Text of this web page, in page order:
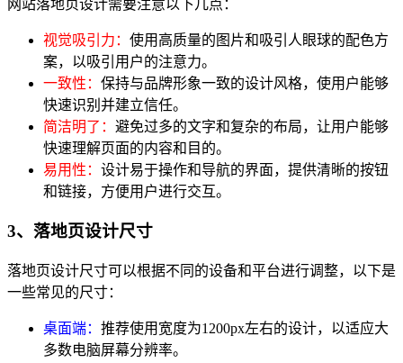
网站落地页设计需要注意以下几点：
视觉吸引力： 使用高质量的图片和吸引人眼球的配色方
案，以吸引用户的注意力。
一致性： 保持与品牌形象一致的设计风格，使用户能够
快速识别并建立信任。
简洁明了： 避免过多的文字和复杂的布局，让用户能够
快速理解页面的内容和目的。
易用性： 设计易于操作和导航的界面，提供清晰的按钮
和链接，方便用户进行交互。
3、落地页设计尺寸
落地页设计尺寸可以根据不同的设备和平台进行调整，以下是
一些常见的尺寸：
桌面端： 推荐使用宽度为1200px左右的设计，以适应大
多数电脑屏幕分辨率。